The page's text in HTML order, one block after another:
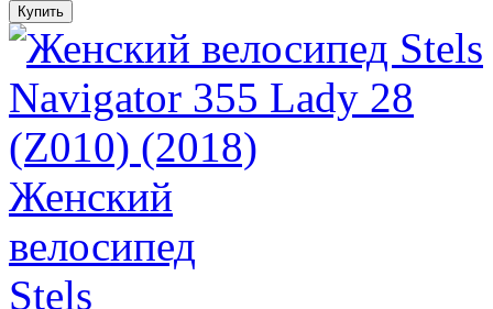
Женский
велосипед
Stels